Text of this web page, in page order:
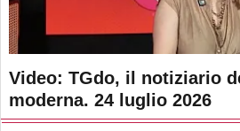
Video: TGdo, il notiziario
moderna. 24 luglio 2026